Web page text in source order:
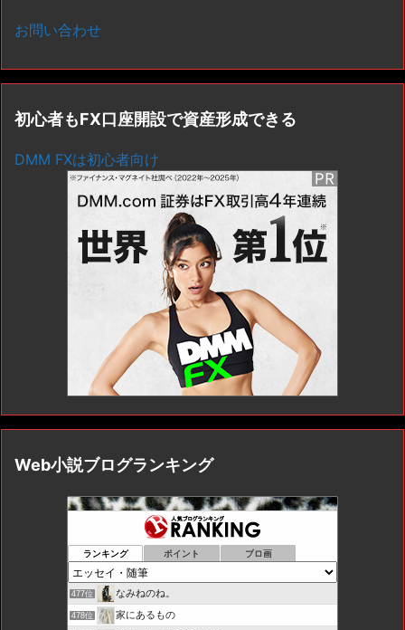
お問い合わせ
初心者もFX口座開設で資産形成できる
DMM FXは初心者向け
Web小説ブログランキング
ランキング ポイント ブロ画
477位 なみねのね。
478位 家にあるもの